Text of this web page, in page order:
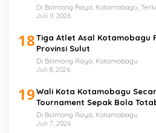
Di Bolmong Raya, Kotamobagu,
Juli 9, 2026
18Tiga Atlet Asal Kotamobagu
Provinsi Sulut
Di Bolmong Raya, Kotamobagu
Juli 8, 2026
19Wali Kota Kotamobagu
Tournament Sepak Bola
Di Bolmong Raya, Kotamobagu
Juli 7, 2026